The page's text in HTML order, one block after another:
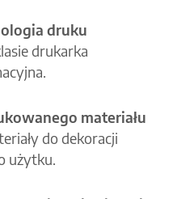
druku
drukarka
materiału
do dekoracji
użytku.